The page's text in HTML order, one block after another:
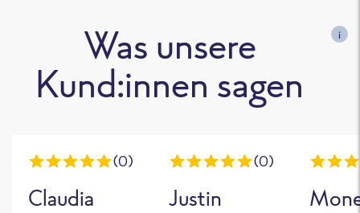
Was unsere
Kund:innen sagen
i
(0)
Claudia
(0)
Justin